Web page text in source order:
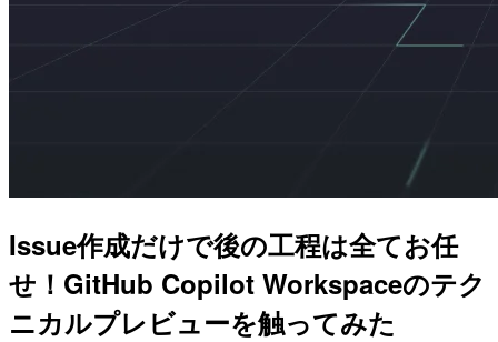
Issue作成だけで後の工程は全てお任
せ！GitHub Copilot Workspaceのテク
ニカルプレビューを触ってみた